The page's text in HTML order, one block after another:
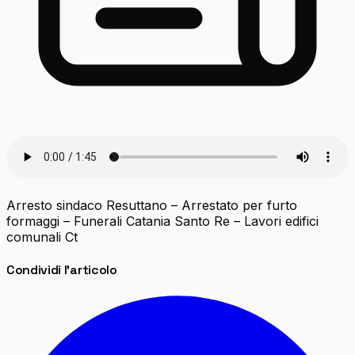
Arresto sindaco Resuttano – Arrestato per furto
formaggi – Funerali Catania Santo Re – Lavori edifici
comunali Ct
Condividi l'articolo